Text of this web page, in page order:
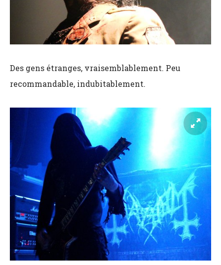
Des gens étranges, vraisemblablement. Peu
recommandable, indubitablement.